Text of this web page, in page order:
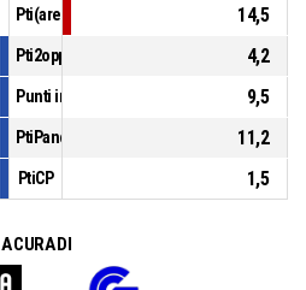
Pti(area)
14,5
Pti2opp
4,2
Punti in contropiede
9,5
PtiPanch
11,2
PtiCP 1,5
A CURA DI